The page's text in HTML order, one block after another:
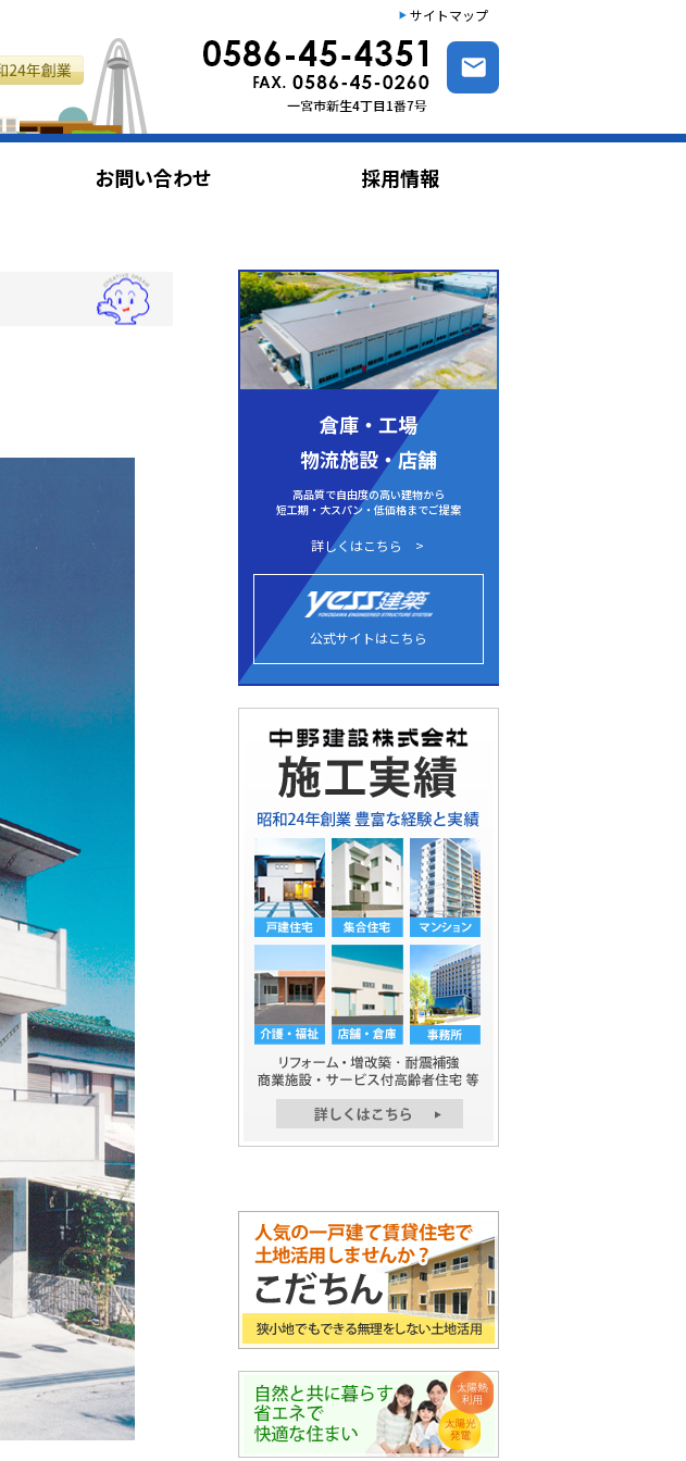
サイトマップ
お問い合わせ 採用情報
倉庫・工場
物流施設・店舗
高品質で自由度の高い建物から
短工期・大スパン・低価格までご提案
詳しくはこちら
公式サイトはこちら